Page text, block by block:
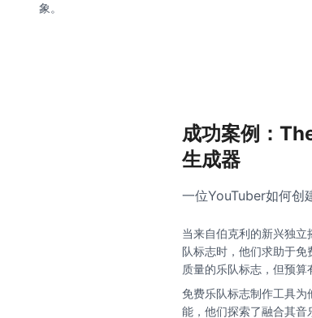
象。
成功案例：
生成器
一位YouTuber如何创
当来自伯克利的新兴独
队标志时，他们求助于
质量的乐队标志，但预算
免费乐队标志制作工具为
能，他们探索了融合其音